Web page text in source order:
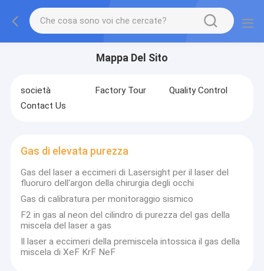
Mappa Del Sito
società Factory Tour
Quality Control
Contact Us
Gas di elevata purezza
Gas del laser a eccimeri di Lasersight per il laser del
fluoruro dell'argon della chirurgia degli occhi
Gas di calibratura per monitoraggio sismico
F2 in gas al neon del cilindro di purezza del gas della
miscela del laser a gas
Il laser a eccimeri della premiscela intossica il gas della
miscela di XeF KrF NeF